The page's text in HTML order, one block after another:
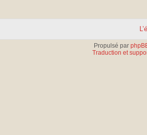
Propulsé par
Traduction et